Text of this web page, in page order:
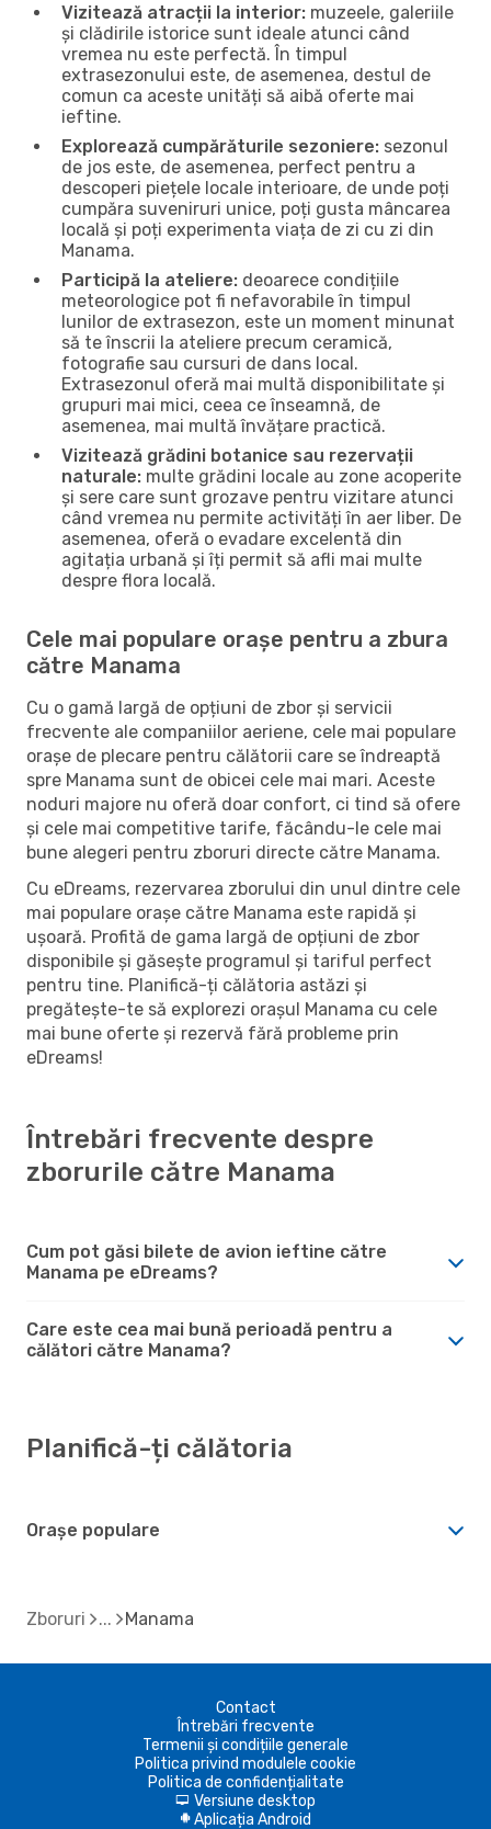
Vizitează atracții la interior: muzeele, galeriile
și clădirile istorice sunt ideale atunci când
vremea nu este perfectă. În timpul
extrasezonului este, de asemenea, destul de
comun ca aceste unități să aibă oferte mai
ieftine.
Explorează cumpărăturile sezoniere: sezonul
de jos este, de asemenea, perfect pentru a
descoperi piețele locale interioare, de unde poți
cumpăra suveniruri unice, poți gusta mâncarea
locală și poți experimenta viața de zi cu zi din
Manama.
Participă la ateliere: deoarece condițiile
meteorologice pot fi nefavorabile în timpul
lunilor de extrasezon, este un moment minunat
să te înscrii la ateliere precum ceramică,
fotografie sau cursuri de dans local.
Extrasezonul oferă mai multă disponibilitate și
grupuri mai mici, ceea ce înseamnă, de
asemenea, mai multă învățare practică.
Vizitează grădini botanice sau rezervații
naturale: multe grădini locale au zone acoperite
și sere care sunt grozave pentru vizitare atunci
când vremea nu permite activități în aer liber. De
asemenea, oferă o evadare excelentă din
agitația urbană și îți permit să afli mai multe
despre flora locală.
Cele mai populare orașe pentru a zbura
către Manama
Cu o gamă largă de opțiuni de zbor și servicii
frecvente ale companiilor aeriene, cele mai populare
orașe de plecare pentru călătorii care se îndreaptă
spre Manama sunt de obicei cele mai mari. Aceste
noduri majore nu oferă doar confort, ci tind să ofere
și cele mai competitive tarife, făcându-le cele mai
bune alegeri pentru zboruri directe către Manama.
Cu eDreams, rezervarea zborului din unul dintre cele
mai populare orașe către Manama este rapidă și
ușoară. Profită de gama largă de opțiuni de zbor
disponibile și găsește programul și tariful perfect
pentru tine. Planifică-ți călătoria astăzi și
pregătește-te să explorezi orașul Manama cu cele
mai bune oferte și rezervă fără probleme prin
eDreams!
Întrebări frecvente despre
zborurile către Manama
Cum pot găsi bilete de avion ieftine către
Manama pe eDreams?
Care este cea mai bună perioadă pentru a
călători către Manama?
Planifică-ți călătoria
Orașe populare
Zboruri Manama
Contact
Întrebări frecvente
Termenii și condițiile generale
Politica privind modulele cookie
Politica de confidențialitate
d Versiune desktop
A Aplicația Android